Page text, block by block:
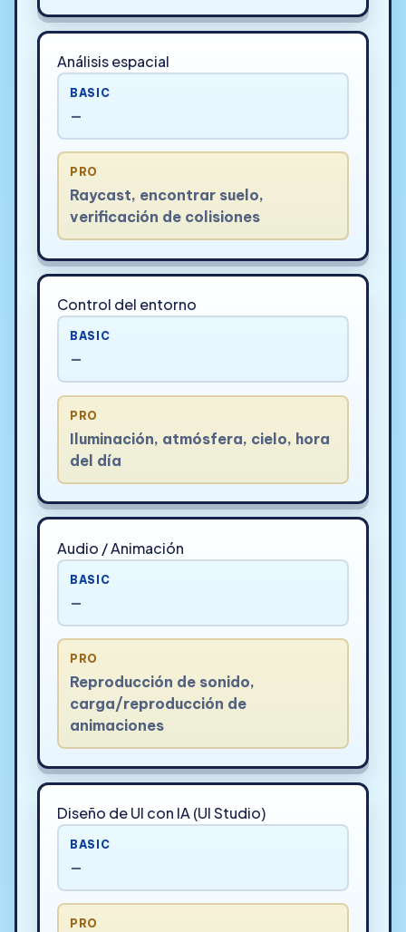
Análisis espacial
BASIC
—
PRO
Raycast, encontrar suelo,
verificación de colisiones
Control del entorno
BASIC
—
PRO
Iluminación, atmósfera, cielo, hora
del día
Audio / Animación
BASIC
—
PRO
Reproducción de sonido,
carga/reproducción de
animaciones
Diseño de UI con IA (UI Studio)
BASIC
—
PRO